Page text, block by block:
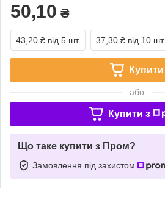
50,10 ₴
43,20 ₴ від 5 шт. 37,30 ₴ від 10 шт.
Купити
або
Купити з
Що таке купити з Пром?
Замовлення під захистом